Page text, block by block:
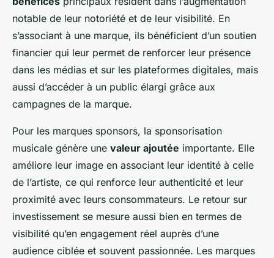
notable de leur notoriété et de leur visibilité. En
s’associant à une marque, ils bénéficient d’un soutien
financier qui leur permet de renforcer leur présence
dans les médias et sur les plateformes digitales, mais
aussi d’accéder à un public élargi grâce aux
campagnes de la marque.
Pour les marques sponsors, la sponsorisation
musicale génère une valeur ajoutée importante. Elle
améliore leur image en associant leur identité à celle
de l’artiste, ce qui renforce leur authenticité et leur
proximité avec leurs consommateurs. Le retour sur
investissement se mesure aussi bien en termes de
visibilité qu’en engagement réel auprès d’une
audience ciblée et souvent passionnée. Les marques